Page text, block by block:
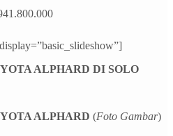
ALPHARD DI SOLO
ALPHARD (Foto Gambar)